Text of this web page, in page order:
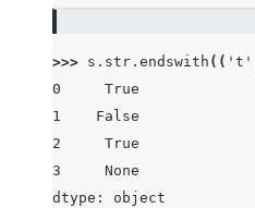
>>> s . str . endswith (( 't'
0     True
1    False
2     True
3     None
dtype: object